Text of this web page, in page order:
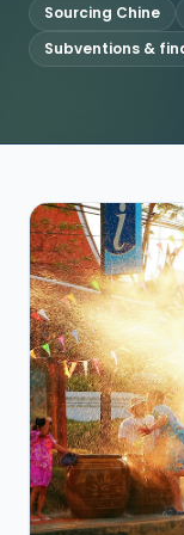
Sourcing Chine
Subventions &